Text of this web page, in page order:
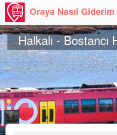
Oraya Nasıl Giderim
Halkalı - Bostancı